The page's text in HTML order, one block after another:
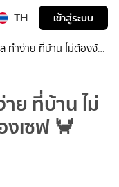
TH เข้าสู่ระบบ
ล ทำง่าย ที่บ้าน ไม่ต้องง้อ
ย ที่บ้าน ไม่
เซฟ 🦀